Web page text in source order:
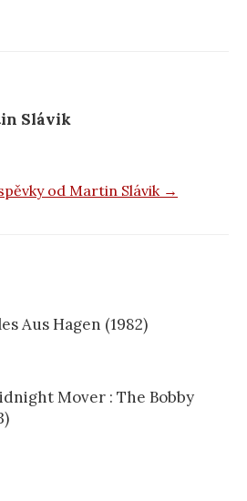
Slávik
od Martin Slávik →
Aus Hagen (1982)
Mover : The Bobby